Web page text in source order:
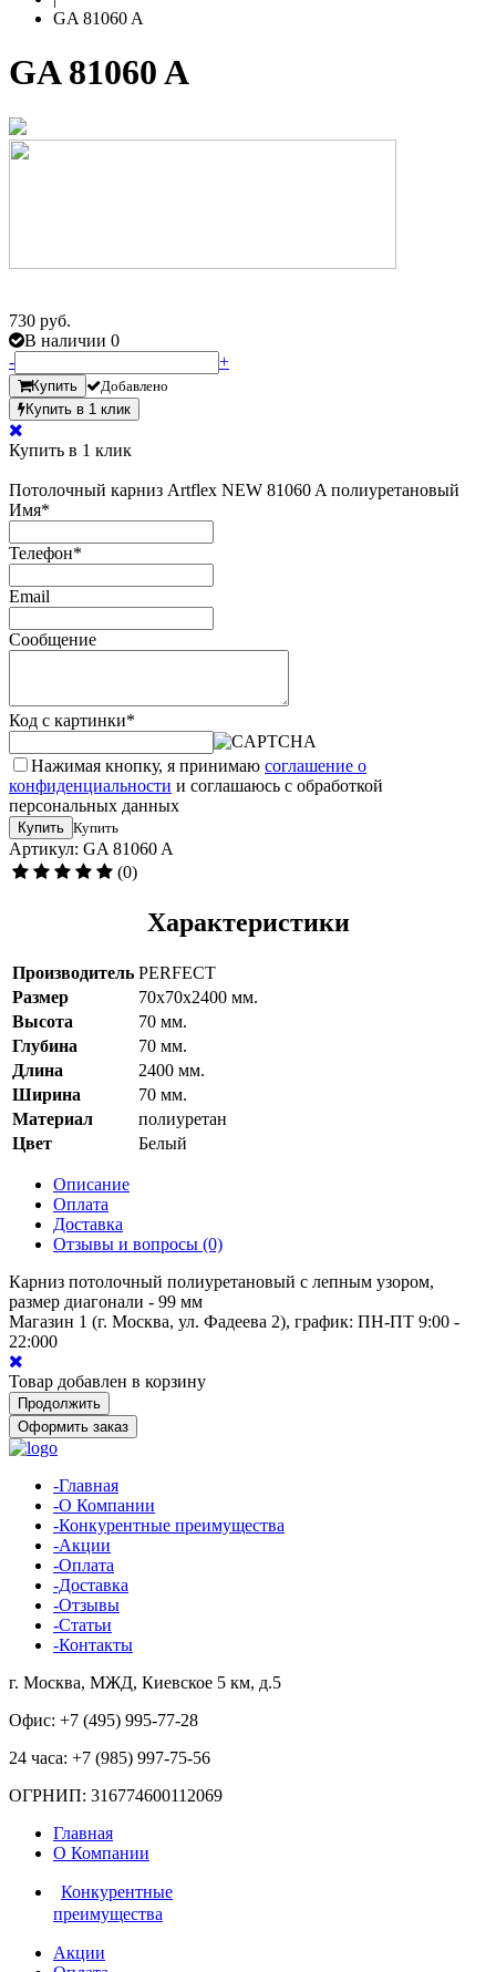
GA 81060 A
GA 81060 A
730 руб.
В наличии 0
-
+
Купить
Добавлено
Купить в 1 клик
Купить в 1 клик
Потолочный карниз Artflex NEW 81060 A полиуретановый
Имя*
Телефон*
Email
Сообщение
Код с картинки*
Нажимая кнопку, я принимаю соглашение о
конфиденциальности и соглашаюсь с обработкой
персональных данных
Купить Купить
Артикул: GA 81060 A
(0)
Характеристики
Производитель PERFECT
Размер
70x70x2400 мм.
Высота
70 мм.
Глубина
70 мм.
Длина
2400 мм.
Ширина
70 мм.
Материал
полиуретан
Цвет
Белый
Описание
Оплата
Доставка
Отзывы и вопросы (0)
Карниз потолочный полиуретановый с лепным узором,
размер диагонали - 99 мм
Магазин 1 (г. Москва, ул. Фадеева 2), график: ПН-ПТ 9:00 -
22:000
Товар добавлен в корзину
Продолжить
Оформить заказ
-Главная
-О Компании
-Конкурентные преимущества
-Акции
-Оплата
-Доставка
-Отзывы
-Статьи
-Контакты
г. Москва, МЖД, Киевское 5 км, д.5
Офис: +7 (495) 995-77-28
24 часа: +7 (985) 997-75-56
ОГРНИП: 316774600112069
Главная
О Компании
Конкурентные
преимущества
Акции